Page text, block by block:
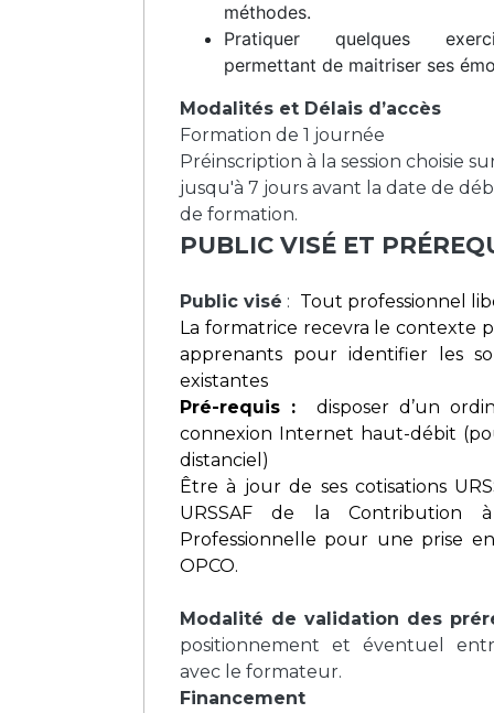
méthodes.
Pratiquer quelques
permettant de maitriser ses
Modalités et Délais d’accès
Formation de 1 journée
Préinscription à la session choisie
jusqu'à 7 jours avant la date de
de formation.
PUBLIC VISÉ ET
Public visé : Tout professionnel
La formatrice recevra le contexte
apprenants pour identifier les
existantes
Pré-requis :
disposer d’un
connexion Internet haut-débit
distanciel)
Être à jour de ses cotisations
URSSAF de la Contribution
Professionnelle pour une prise
OPCO.
Modalité de validation des
positionnement et éventuel
avec le formateur.
Financement